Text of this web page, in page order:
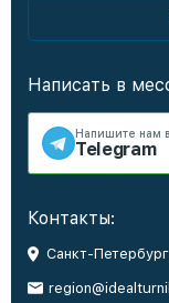
Написать в
Напишите нам в
Telegram
Контакты:
Санкт-